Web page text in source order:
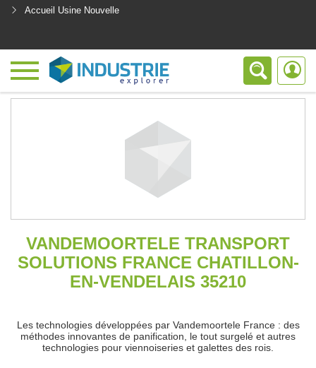
Accueil Usine Nouvelle
VANDEMOORTELE TRANSPORT
SOLUTIONS FRANCE CHATILLON-
EN-VENDELAIS 35210
Les technologies développées par Vandemoortele France : des
méthodes innovantes de panification, le tout surgelé et autres
technologies pour viennoiseries et galettes des rois.